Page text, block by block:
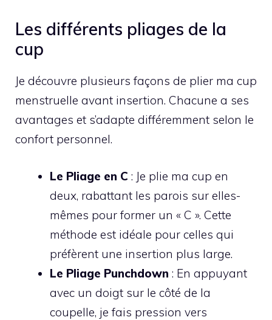
Les différents pliages de la
cup
Je découvre plusieurs façons de plier ma cup
menstruelle avant insertion. Chacune a ses
avantages et s’adapte différemment selon le
confort personnel.
Le Pliage en C : Je plie ma cup en
deux, rabattant les parois sur elles-
mêmes pour former un « C ». Cette
méthode est idéale pour celles qui
préfèrent une insertion plus large.
Le Pliage Punchdown : En appuyant
avec un doigt sur le côté de la
coupelle, je fais pression vers